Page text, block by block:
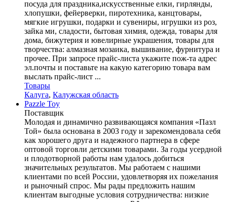
посуда для праздника,искусственные елки, гирлянды,
хлопушки, фейерверки, пиротехника, канцтовары,
мягкие игрушки, подарки и сувениры, игрушки из роз,
зайка ми, сладости, бытовая химия, одежда, товары для
дома, бижутерия и ювелирные украшения, товары для
творчества: алмазная мозаика, вышивание, фурнитура и
прочее. При запросе прайс-листа укажите пож-та адрес
эл.почты и поставьте на какую категорию товара вам
выслать прайс-лист ...
Товары
Калуга, Калужская область
Pazzle Toy
Поставщик
Молодая и динамично развивающаяся компания «Пазл
Той» была основана в 2003 году и зарекомендовала себя
как хорошего друга и надежного партнера в сфере
оптовой торговли детскими товарами. За годы усердной
и плодотворной работы нам удалось добиться
значительных результатов. Мы работаем с нашими
клиентами по всей России, удовлетворяя их пожелания
и рыночный спрос. Мы рады предложить нашим
клиентам выгодные условия сотрудничества: низкие